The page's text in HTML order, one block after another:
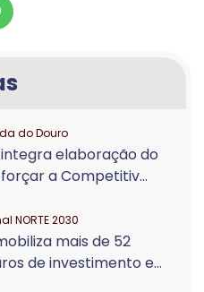
do Douro
integra elaboração do
a Competitiv...
NORTE 2030
mais de 52
de investimento e...